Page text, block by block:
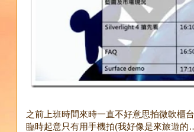
之前上班時間來時一直不好意思拍微軟櫃
臨時起意只有用手機拍(我好像是來旅遊的